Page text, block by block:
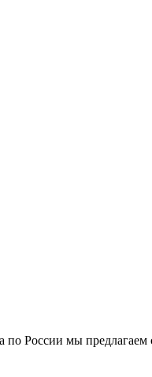
России мы